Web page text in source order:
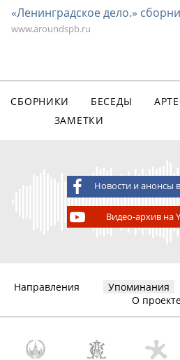
«Ленинградское дело.»
www.aroundspb.ru
СБОРНИКИ БЕСЕДЫ
ЗАМЕТКИ
Новости и анонсы
Видео-архив на
Направления Упоминания
О